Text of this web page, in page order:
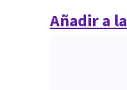
Añadir a